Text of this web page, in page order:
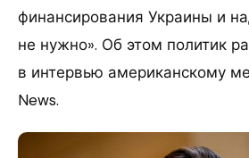
финансирования Украины и
не нужно». Об этом политик
в интервью американскому
News.